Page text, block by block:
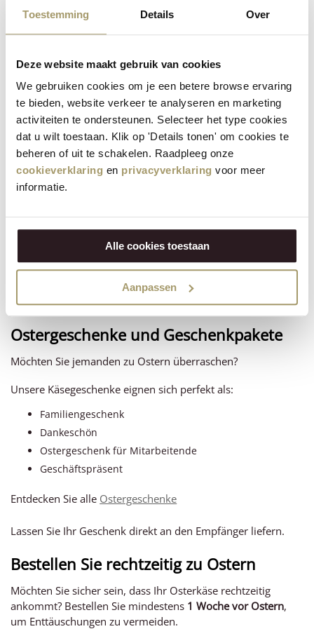
Toestemming Details Over
Deze website maakt gebruik van cookies
We gebruiken cookies om je een betere browse ervaring
te bieden, website verkeer te analyseren en marketing
activiteiten te ondersteunen. Selecteer het type cookies
dat u wilt toestaan. Klik op 'Details tonen' om cookies te
beheren of uit te schakelen. Raadpleeg onze
cookieverklaring en privacyverklaring voor meer
informatie.
Alle cookies toestaan
Aanpassen
Wie viel Käse benötigen Sie zu Ostern?
Frühstück → ca. 50 Gramm pro Person
Brunch → 50–75 Gramm pro Person
Aperitif → 75–100 Gramm pro Person
So haben Sie garantiert ausreichend im Haus.
Welcher Käse passt zu Ostern?
Im Frühling sind besonders diese Sorten beliebt:
Junger Käse (mild und zugänglich)
Kombinieren Sie verschiedene Geschmacksrichtungen für
eine abwechslungsreiche Platte.
Ostergeschenke und Geschenkpakete
Möchten Sie jemanden zu Ostern überraschen?
Unsere Käsegeschenke eignen sich perfekt als:
Familiengeschenk
Dankeschön
Ostergeschenk für Mitarbeitende
Geschäftspräsent
Entdecken Sie alle Ostergeschenke
Lassen Sie Ihr Geschenk direkt an den Empfänger liefern.
Bestellen Sie rechtzeitig zu Ostern
Möchten Sie sicher sein, dass Ihr Osterkäse rechtzeitig
ankommt? Bestellen Sie mindestens 1 Woche vor Ostern,
um Enttäuschungen zu vermeiden.